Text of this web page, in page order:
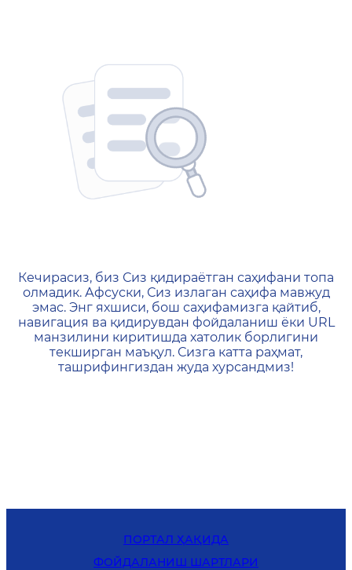
404 — Страница не
Кечирасиз, биз Сиз қидираётган саҳифани топа
олмадик. Афсуски, Сиз излаган саҳифа мавжуд
эмас. Энг яхшиси, бош саҳифамизга қайтиб,
навигация ва қидирувдан фойдаланиш ёки URL
манзилини киритишда хатолик борлигини
текширган маъқул. Сизга катта раҳмат,
ташрифингиздан жуда хурсандмиз!
ПОРТАЛ ҲАҚИДА
ФОЙДАЛАНИШ ШАРТЛАРИ